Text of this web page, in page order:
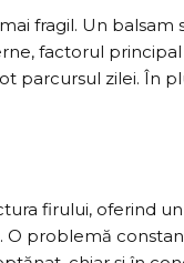
fragil. Un balsam
factorul
parcursul zilei. În
firului, oferind
problemă